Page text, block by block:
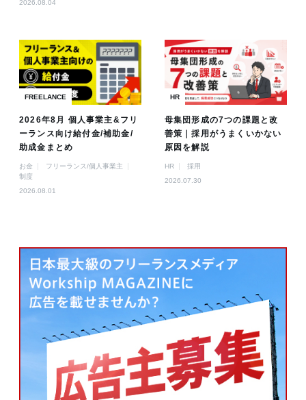
2026.08.04
FREELANCE
2026年8月 個人事業主&フリ
ーランス向け給付金/補助金/
助成金まとめ
お金
フリーランス/個人事業主
制度
2026.08.01
HR
母集団形成の7つの課題と改
善策｜採用がうまくいかない
原因を解説
HR
採用
2026.07.30